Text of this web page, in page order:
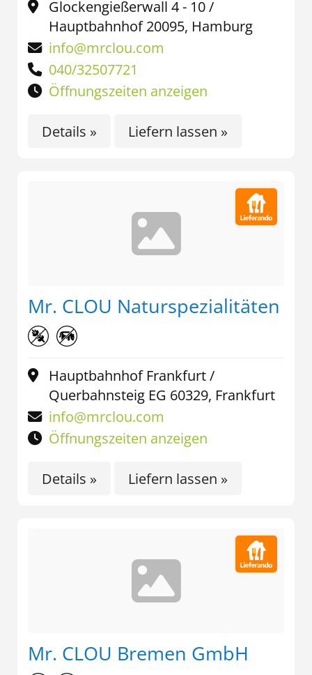
Glockengießerwall 4 - 10 /
Hauptbahnhof 20095, Hamburg
info@mrclou.com
040/32507721
Öffnungszeiten anzeigen
Details » Liefern lassen »
Mr. CLOU Naturspezialitäten
Hauptbahnhof Frankfurt /
Querbahnsteig EG 60329, Frankfurt
info@mrclou.com
Öffnungszeiten anzeigen
Details » Liefern lassen »
Mr. CLOU Bremen GmbH